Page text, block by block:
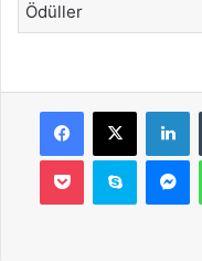
Ödüller
Facebook
X
Pocket Skype